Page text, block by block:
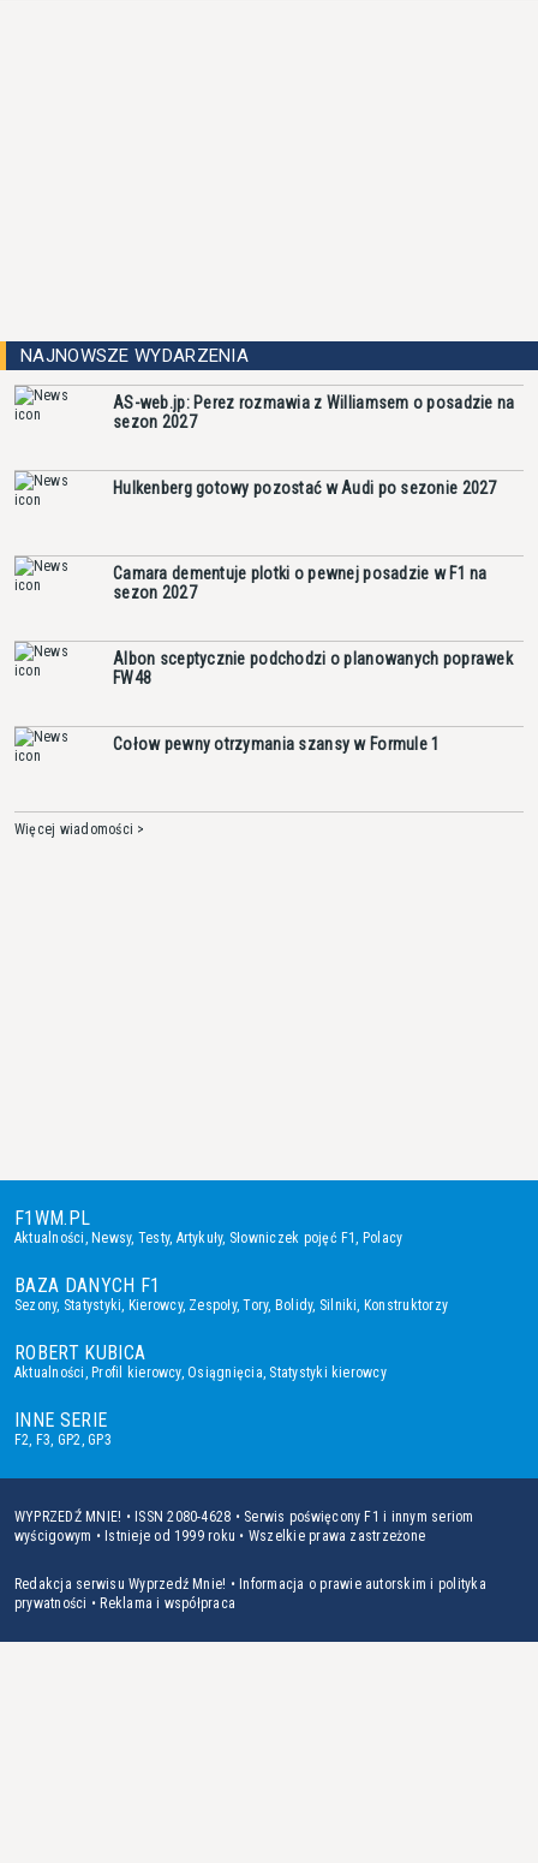
NAJNOWSZE WYDARZENIA
AS-web.jp: Perez rozmawia z Williamsem o posadzie na
sezon 2027
Hulkenberg gotowy pozostać w Audi po sezonie 2027
Camara dementuje plotki o pewnej posadzie w F1 na
sezon 2027
Albon sceptycznie podchodzi o planowanych poprawek
FW48
Cołow pewny otrzymania szansy w Formule 1
Więcej wiadomości >
F1WM.PL
Aktualności, Newsy, Testy, Artykuły, Słowniczek pojęć F1, Polacy
BAZA DANYCH F1
Sezony, Statystyki, Kierowcy, Zespoły,Tory, Bolidy, Silniki, Konstruktorzy
ROBERT KUBICA
Aktualności, Profil kierowcy,Osiągnięcia, Statystyki kierowcy
INNE SERIE
F2, F3, GP2,GP3
WYPRZEDŹ MNIE! • ISSN 2080-4628 • Serwis poświęcony F1 i innym seriom
wyścigowym • Istnieje od 1999 roku • Wszelkie prawa zastrzeżone
Redakcja serwisu Wyprzedź Mnie! • Informacja o prawie autorskim i polityka
prywatności • Reklama i współpraca